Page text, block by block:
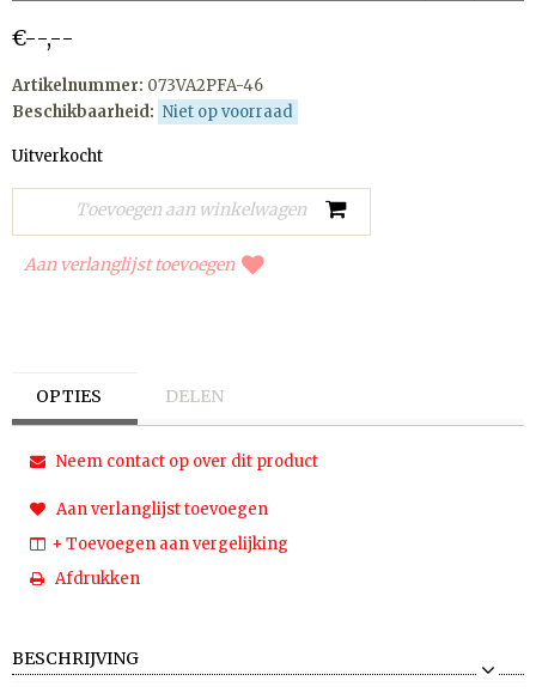
€--,--
Artikelnummer: 073VA2PFA-46
Beschikbaarheid: Niet op voorraad
Uitverkocht
Aan verlanglijst toevoegen
OPTIES DELEN
Neem contact op over dit product
Aan verlanglijst toevoegen
+ Toevoegen aan vergelijking
Afdrukken
BESCHRIJVING